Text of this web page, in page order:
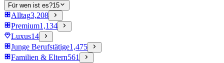
Für wen ist es?15
Alltag3,208
Premium1,134
Luxus14
Junge Berufstätige1,475
Familien & Eltern561